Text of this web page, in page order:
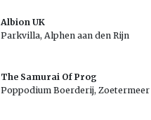
Albion UK
Parkvilla, Alphen aan den Rijn
The Samurai Of Prog
Poppodium Boerderij, Zoetermeer